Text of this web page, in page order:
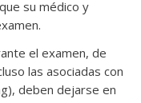
su médico y
el examen, de
las asociadas con
deben dejarse en